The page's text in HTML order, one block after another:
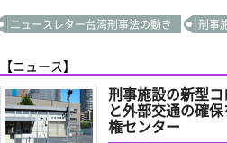
ニュースレター台湾刑事法の動き 刑事
【ニュース】
刑事施設の新型
と外部交通の確
権センター